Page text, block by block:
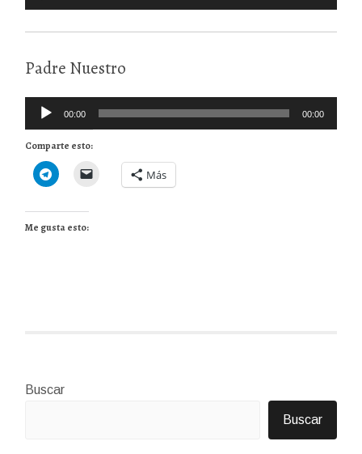
de
audio
Padre Nuestro
Reproductor
de
audio
00:00 00:00
Comparte esto:
Más
Me gusta esto:
Buscar
Buscar